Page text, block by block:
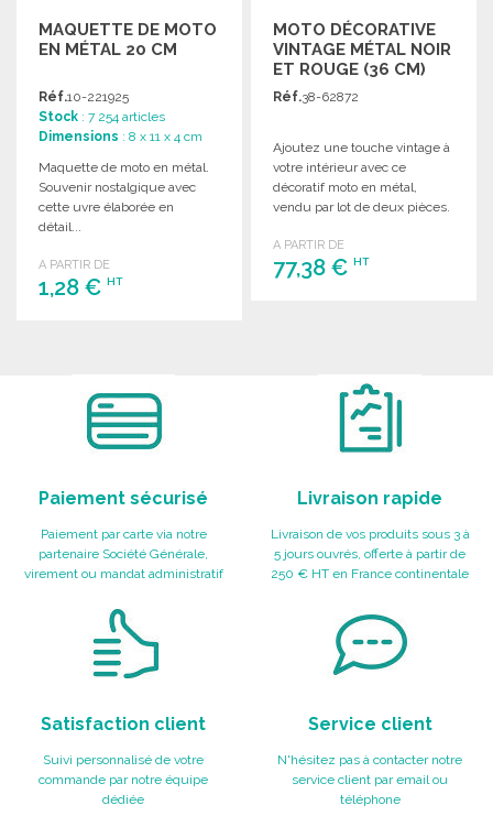
MAQUETTE DE MOTO
EN MÉTAL 20 CM
Réf.10-221925
Stock : 7 254 articles
Dimensions : 8 x 11 x 4 cm
Maquette de moto en métal.
Souvenir nostalgique avec
cette uvre élaborée en
détail...
A PARTIR DE
1,28 € HT
MOTO DÉCORATIVE
VINTAGE MÉTAL NOIR
ET ROUGE (36 CM)
Réf.38-62872
Ajoutez une touche vintage à
votre intérieur avec ce
décoratif moto en métal,
vendu par lot de deux pièces.
A PARTIR DE
77,38 €HT
Paiement sécurisé
Paiement par carte via notre
partenaire Société Générale,
virement ou mandat administratif
Livraison rapide
Livraison de vos produits sous 3 à
5 jours ouvrés, offerte à partir de
250 € HT en France continentale
Satisfaction client
Suivi personnalisé de votre
commande par notre équipe
dédiée
Service client
N'hésitez pas à contacter notre
service client par email ou
téléphone